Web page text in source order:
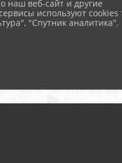
список
наш веб-сайт и другие
используют cookies
"Спутник аналитика".